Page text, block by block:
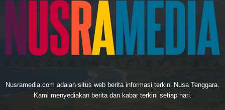
Nusramedia.com adalah situs web berita informasi terkini Nusa Tenggara.
Kami menyediakan berita dan kabar terkini setiap hari.